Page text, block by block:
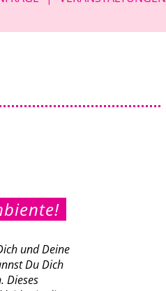
und Deine
Du Dich
Dieses